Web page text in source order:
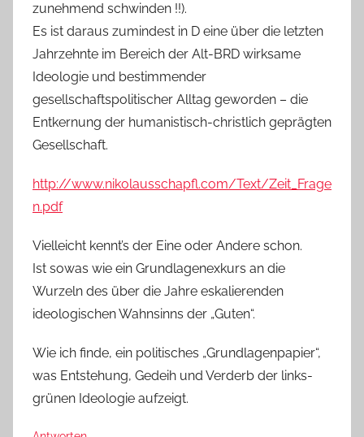
zunehmend schwinden !!).
Es ist daraus zumindest in D eine über die letzten
Jahrzehnte im Bereich der Alt-BRD wirksame
Ideologie und bestimmender
gesellschaftspolitischer Alltag geworden – die
Entkernung der humanistisch-christlich geprägten
Gesellschaft.
http://www.nikolausschapfl.com/Text/Zeit_Frage
n.pdf
Vielleicht kennt’s der Eine oder Andere schon.
Ist sowas wie ein Grundlagenexkurs an die
Wurzeln des über die Jahre eskalierenden
ideologischen Wahnsinns der „Guten“.
Wie ich finde, ein politisches „Grundlagenpapier“,
was Entstehung, Gedeih und Verderb der links-
grünen Ideologie aufzeigt.